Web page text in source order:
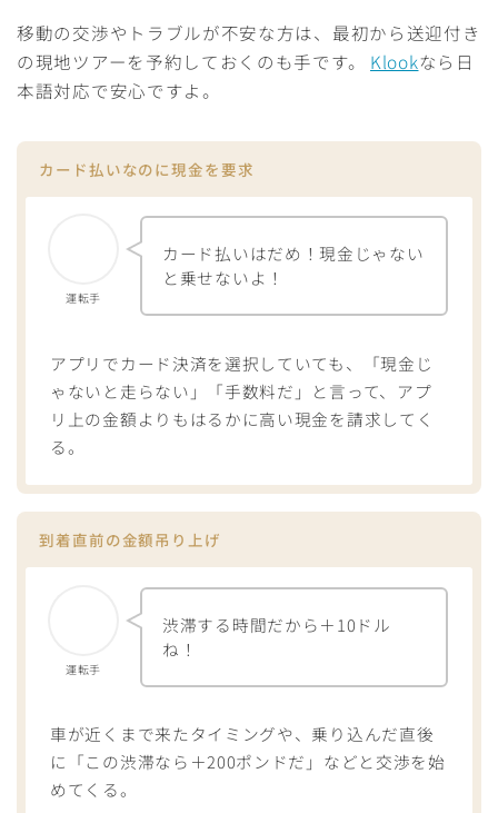
移動の交渉やトラブルが不安な方は、最初から送迎付き
の現地ツアーを予約しておくのも手です。 Klookなら日
本語対応で安心ですよ。
カ ード払いなのに現金を要求
運転手
カード払いはだめ！現金じゃない
と乗せないよ！
アプリでカード決済を選択していても、「現金じ
ゃないと走らない」「手数料だ」と言って、アプ
リ上の金額よりもはるかに高い現金を請求してく
る。
到着直前の金額吊り上げ
運転手
渋滞する時間だから＋10ドル
ね！
車が近くまで来たタイミングや、乗り込んだ直後
に「この渋滞なら＋200ポンドだ」などと交渉を始
めてくる。